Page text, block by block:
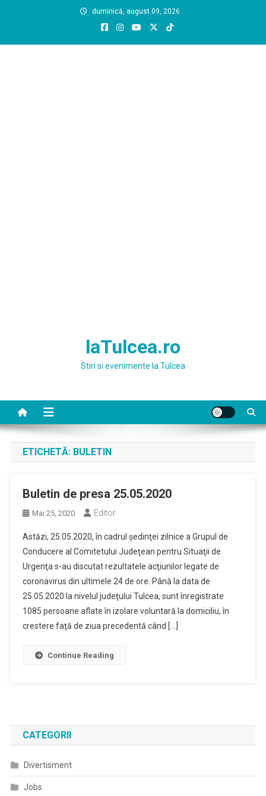
duminică, august 09, 2026
laTulcea.ro
Stiri si evenimente la Tulcea
ETICHETĂ: BULETIN
Buletin de presa 25.05.2020
Mai 25, 2020 Editor
Astăzi, 25.05.2020, în cadrul şedinţei zilnice a Grupul de
Conducere al Comitetului Judeţean pentru Situaţii de
Urgenţa s-au discutat rezultatele acţiunilor legate de
coronavirus din ultimele 24 de ore. Până la data de
25.05.2020 la nivelul judeţului Tulcea, sunt înregistrate
1085 persoane aflate în izolare voluntară la domiciliu, în
crestere faţă de ziua precedentă când […]
Continue Reading
CATEGORII
Divertisment
Jobs